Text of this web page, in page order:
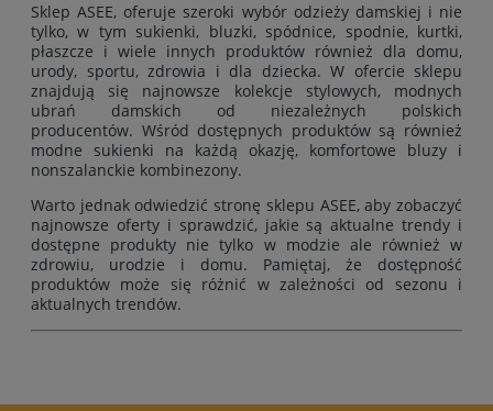
Sklep ASEE, oferuje szeroki wybór odzieży damskiej i nie
tylko, w tym sukienki, bluzki, spódnice, spodnie, kurtki,
płaszcze i wiele innych produktów również dla domu,
urody, sportu, zdrowia i dla dziecka. W ofercie sklepu
znajdują się najnowsze kolekcje stylowych, modnych
ubrań damskich od niezależnych polskich
producentów. Wśród dostępnych produktów są również
modne sukienki na każdą okazję, komfortowe bluzy i
nonszalanckie kombinezony.
Warto jednak odwiedzić stronę sklepu ASEE, aby zobaczyć
najnowsze oferty i sprawdzić, jakie są aktualne trendy i
dostępne produkty nie tylko w modzie ale również w
zdrowiu, urodzie i domu. Pamiętaj, że dostępność
produktów może się różnić w zależności od sezonu i
aktualnych trendów.